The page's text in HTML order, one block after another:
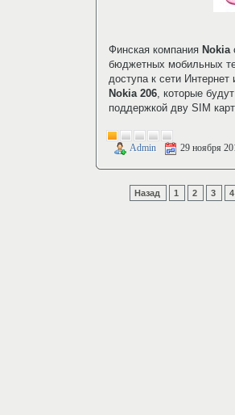
Финская компания Nokia
бюджетных мобильных
доступа к сети
Nokia 206, которые
поддержкой дву SIM
Admin 29 ноября
Назад 1 2 3 4